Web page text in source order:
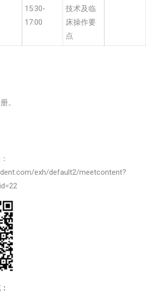
15:30-
17:00
技术及临
床操作要
点
。
exh/default2/meetcontent?